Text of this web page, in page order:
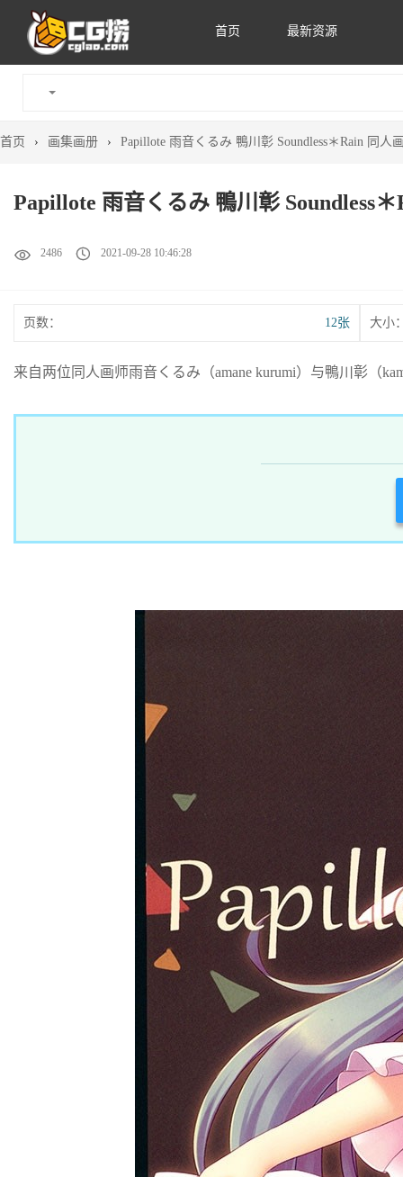
首页 最新资源
首页 › 画集画册 › Papillote 雨音くるみ 鴨川彰 Soundless＊Rain 同人
Papillote 雨音くるみ 鴨川彰 Soundless
2486 2021-09-28 10:46:28
页数： 12张 大小
来自两位同人画师雨音くるみ（amane kurumi）与鴨川彰（